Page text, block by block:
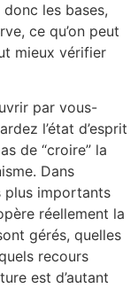
les bases,
ce qu’on peut
mieux vérifier
par vous-
l’état d’esprit
de “croire” la
Dans
plus importants
réellement la
gérés, quelles
recours
est d’autant